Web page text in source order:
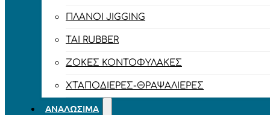
ΠΛΆΝΟΙ JIGGING
TAI RUBBER
ΖΌΚΕΣ ΚΟΝΤΟΦΎΛΑΚΕΣ
ΧΤΑΠΟΔΙΈΡΕΣ-ΘΡΑΨΑΛΙΈΡΕΣ
ΑΝΑΛΏΣΙΜΑ